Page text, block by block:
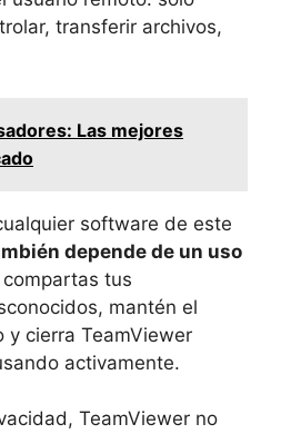
transferir archivos,
Las mejores
software de este
depende de un uso
tus
mantén el
cierra TeamViewer
activamente.
TeamViewer no